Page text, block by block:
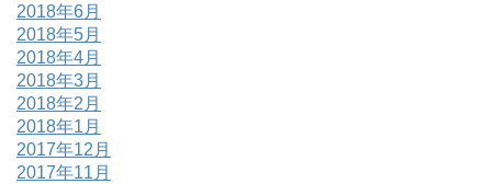
2018年6月
2018年5月
2018年4月
2018年3月
2018年2月
2018年1月
2017年12月
2017年11月